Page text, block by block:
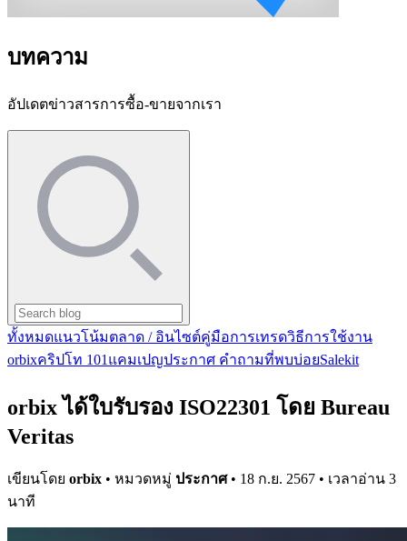
บทความ
อัปเดตข่าวสารการซื้อ-ขายจากเรา
ทั้งหมดแนวโน้มตลาด / อินไซต์คู่มือการเทรดวิธีการใช้งาน
orbixคริปโท 101 แคมเปญประกาศ คำถามที่พบบ่อยSalekit
orbix ได้ใบรับรอง ISO22301 โดย Bureau
Veritas
เขียนโดย orbix • หมวดหมู่ ประกาศ • 18 ก.ย. 2567 • เวลาอ่าน 3
นาที